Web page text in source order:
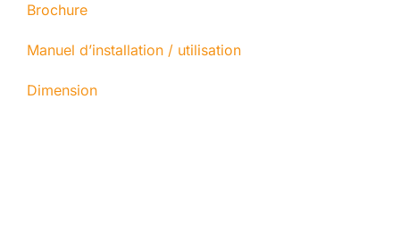
Brochure
Manuel d’installation / utilisation
Dimension